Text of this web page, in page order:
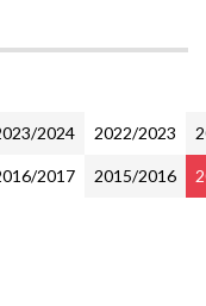
2024 2022/2023
2017 2015/2016